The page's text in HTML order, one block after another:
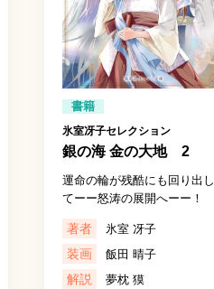
書籍
氷室冴子セレクション
銀の海 金の大地 2
運命の輪が残酷にも回り出し
てーー怒涛の展開へーー！
著者 氷室 冴子
装画 飯田 晴子
解説 夢枕 獏